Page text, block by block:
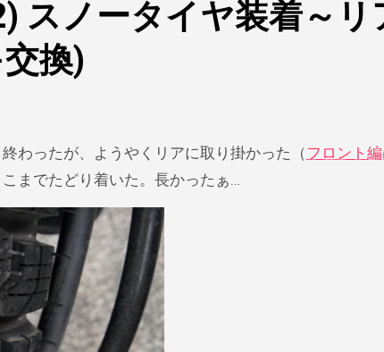
スノータイヤ装着～リ
換)
わったが、ようやくリアに取り掛かった（フロント編
までたどり着いた。長かったぁ…